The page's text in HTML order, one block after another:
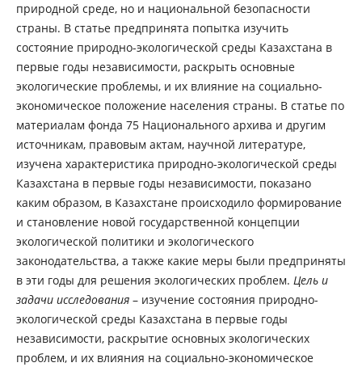
природной среде, но и национальной безопасности
страны. В статье предпринята попытка изучить
состояние природно-экологической среды Казахстана в
первые годы независимости, раскрыть основные
экологические проблемы, и их влияние на социально-
экономическое положение населения страны. В статье по
материалам фонда 75 Национального архива и другим
источникам, правовым актам, научной литературе,
изучена характеристика природно-экологической среды
Казахстана в первые годы независимости, показано
каким образом, в Казахстане происходило формирование
и становление новой государственной концепции
экологической политики и экологического
законодательства, а также какие меры были предприняты
в эти годы для решения экологических проблем. Цель и
задачи исследования – изучение состояния природно-
экологической среды Казахстана в первые годы
независимости, раскрытие основных экологических
проблем, и их влияния на социально-экономическое